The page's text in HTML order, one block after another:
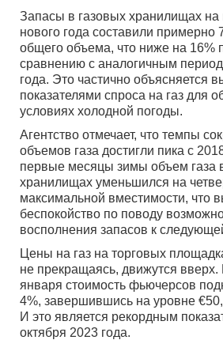
Запасы в газовых хранилищах на
нового года составили примерно
общего объема, что ниже на 16%
сравнению с аналогичным
года. Это частично объясняется
показателями спроса на газ для
условиях холодной погоды.
Агентство отмечает, что темпы
объемов газа достигли пика с
первые месяцы зимы объем газа
хранилищах уменьшился на
максимальной вместимости, что
беспокойство по поводу
восполнения запасов к
Цены на газ на торговых
не прекращаясь, движутся вверх.
января стоимость фьючерсов
4%, завершившись на уровне
И это является рекордным
октября 2023 года.